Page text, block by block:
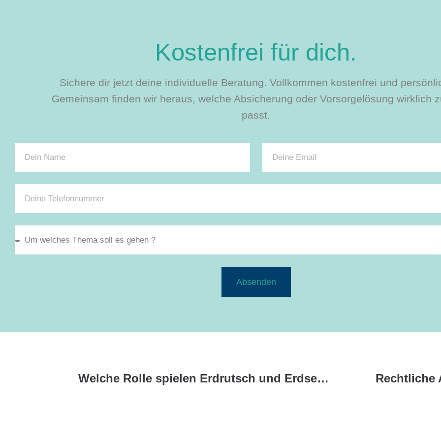
Kostenfrei für dich.
Sichere dir jetzt deine individuelle Beratung. Vollkommen kostenfrei und
Gemeinsam finden wir heraus, welche Absicherung oder Vorsorgelösung wirklich
passt.
Absenden
Welche Rolle spielen Erdrutsch und Erdsenkung? Rechtliche